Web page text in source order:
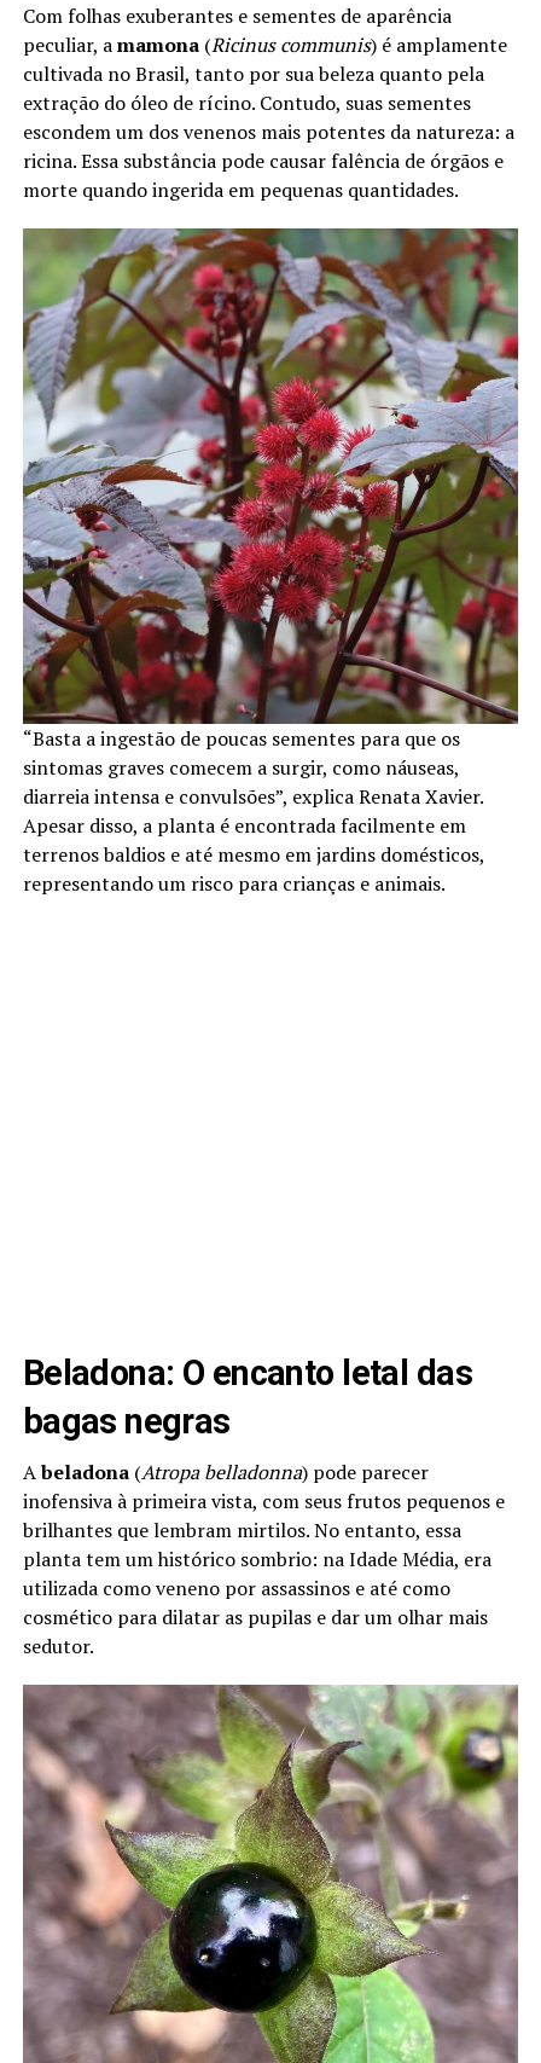
Com folhas exuberantes e sementes de aparência
peculiar, amamona(Ricinus communis) é amplamente
cultivada no Brasil, tanto por sua beleza quanto pela
extração do óleo de rícino. Contudo, suas sementes
escondem um dos venenos mais potentes da natureza: a
ricina. Essa substância pode causar falência de órgãos e
morte quando ingerida em pequenas quantidades.
“Basta a ingestão de poucas sementes para que os
sintomas graves comecem a surgir, como náuseas,
diarreia intensa e convulsões”, explica Renata Xavier.
Apesar disso, a planta é encontrada facilmente em
terrenos baldios e até mesmo em jardins domésticos,
representando um risco para crianças e animais.
Beladona: O encanto letal das
bagas negras
Abeladona(Atropa belladonna) pode parecer
inofensiva à primeira vista, com seus frutos pequenos e
brilhantes que lembram mirtilos. No entanto, essa
planta tem um histórico sombrio: na Idade Média, era
utilizada como veneno por assassinos e até como
cosmético para dilatar as pupilas e dar um olhar mais
sedutor.